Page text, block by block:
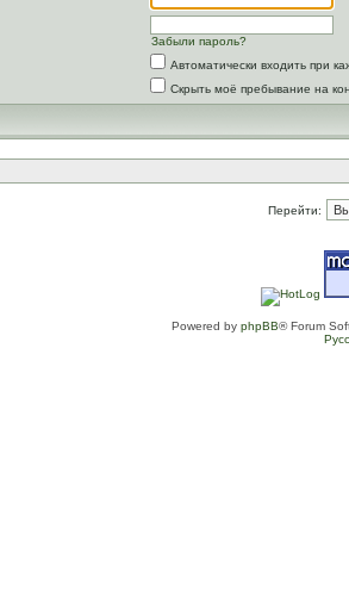
Забыли пароль?
Автоматически входить при
Скрыть моё пребывание на
Перейти:
Powered by phpBB® Forum